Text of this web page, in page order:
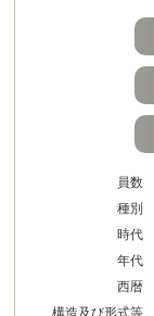
員数
種別
時代
年代
西暦
構造及び形式等